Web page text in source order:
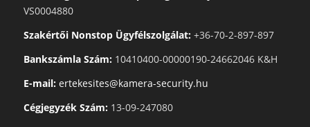
VS0004880
Szakértői Nonstop Ügyfélszolgálat:+36-70-2-897-897
Bankszámla Szám:10410400-00000190-24662046 K&H
E-mail: ertekesites@kamera-security.hu
Cégjegyzék Szám:13-09-247080